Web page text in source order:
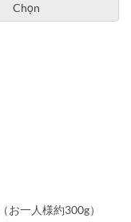
Chọn
お一人様約300g）